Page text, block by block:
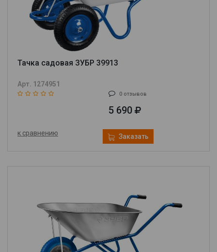
Тачка садовая ЗУБР 39913
Арт. 1274951
0 отзывов
5 690
к сравнению Заказать